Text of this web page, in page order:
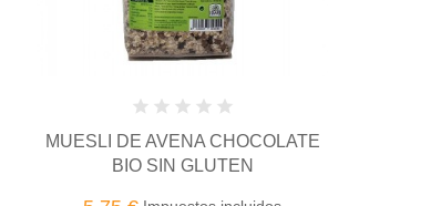
MUESLI DE AVENA CHOCOLATE
BIO SIN GLUTEN